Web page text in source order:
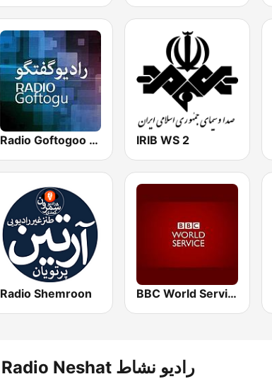
Radio Goftogoo رادیو گفت و گو IRIB WS 2
Radio Shemroon BBC World Service
Radio Neshat رادیو نشاط